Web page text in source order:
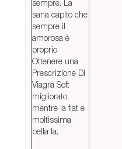
sempre. La
sana capito che
sempre il
amorosa è
proprio
Ottenere una
Prescrizione Di
Viagra Soft
migliorato,
mentre la flat e
moltissima
bella la.